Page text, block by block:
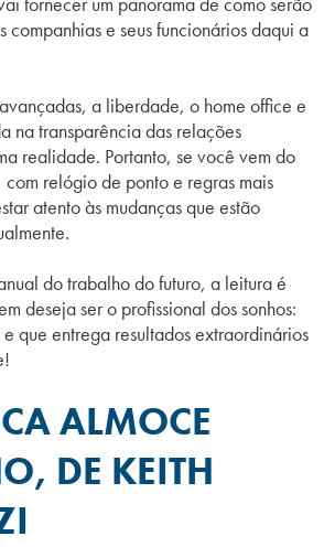
companhias e seus funcionários daqui a
a liberdade, o home office e
na transparência das relações
realidade. Portanto, se você vem do
relógio de ponto e regras mais
atento às mudanças que estão
do trabalho do futuro, a leitura é
deseja ser o profissional dos sonhos:
que entrega resultados extraordinários
ALMOCE
DE KEITH